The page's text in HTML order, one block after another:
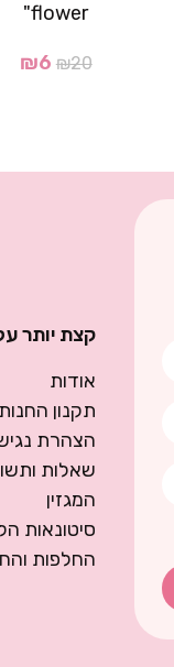
flower"
₪20
₪6
קצת יותר
אודות
תקנון החנות
הצהרת
שאלות
המגזין
סיטונאות
החלפות